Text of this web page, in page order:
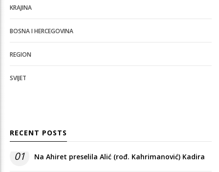
KRAJINA
BOSNA I HERCEGOVINA
REGION
SVIJET
RECENT POSTS
01 Na Ahiret preselila Alić (rođ. Kahrimanović) Kadira